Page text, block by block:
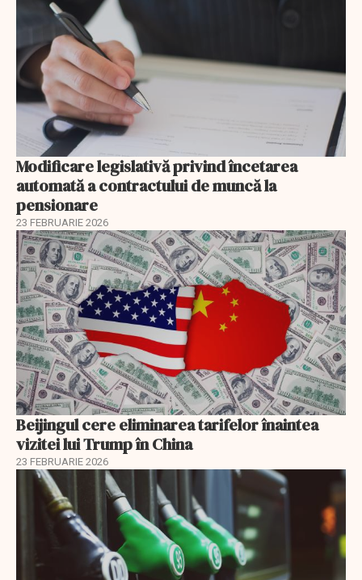
Modificare legislativă privind încetarea
automată a contractului de muncă la
pensionare
23 FEBRUARIE 2026
Beijingul cere eliminarea tarifelor înaintea
vizitei lui Trump în China
23 FEBRUARIE 2026